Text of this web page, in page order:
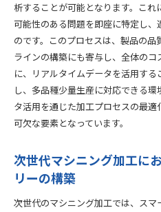
析することが可能となります。こ
可能性のある問題を即座に特定し
のです。このプロセスは、製品の
ラインの構築にも寄与し、全体の
に、リアルタイムデータを活用す
し、多品種少量生産に対応できる
タ活用を通じた加工プロセスの最
可欠な要素となっています。
次世代マシニング加工に
リーの構築
次世代のマシニング加工では、ス